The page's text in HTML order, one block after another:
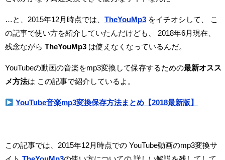
…と、2015年12月時点では、 TheYouMp3 をイチオシして、
こ
の記事で使い方を紹介していたんだけども、
2018年6月現在、
残念ながら TheYouMp3 は使えなくなっているんだ。
YouTubeの動画の音楽をmp3変換して保存するための最新オスス
メ方法は この記事で紹介しているよ。
YouTube音楽mp3変換保存方法まとめ【2018最新版】
この記事では、2015年12月時点での YouTube動画のmp3変換サ